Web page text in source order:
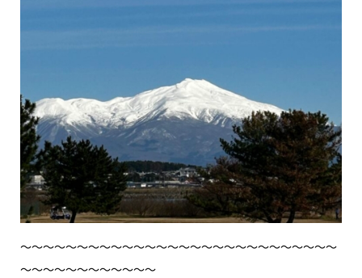
〜〜〜〜〜〜〜〜〜〜〜〜〜〜〜〜〜〜〜〜〜〜〜〜〜〜〜〜
〜〜〜〜〜〜〜〜〜〜〜〜